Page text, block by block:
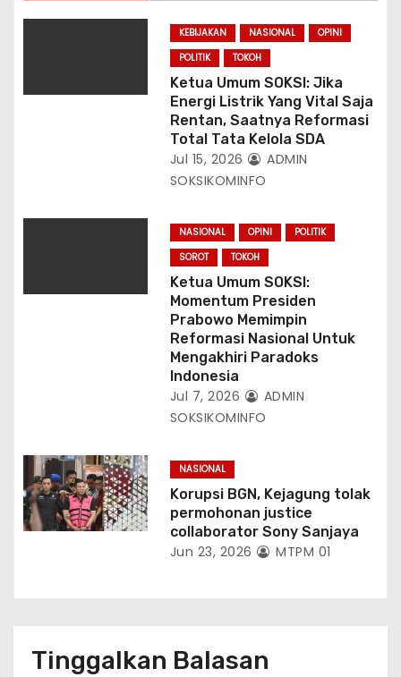
KEBIJAKAN NASIONAL
OPINI
POLITIK
TOKOH
Ketua Umum SOKSI: Jika
Energi Listrik Yang Vital Saja
Rentan, Saatnya Reformasi
Total Tata Kelola SDA
Jul 15, 2026
ADMIN
SOKSIKOMINFO
NASIONAL OPINI
POLITIK
SOROT
TOKOH
Ketua Umum SOKSI:
Momentum Presiden
Prabowo Memimpin
Reformasi Nasional Untuk
Mengakhiri Paradoks
Indonesia
Jul 7, 2026
ADMIN
SOKSIKOMINFO
NASIONAL
Korupsi BGN, Kejagung tolak
permohonan justice
collaborator Sony Sanjaya
Jun 23, 2026 MTPM 01
Tinggalkan Balasan